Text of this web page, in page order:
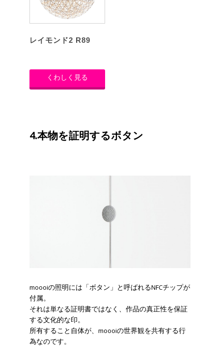
レイモンド2 R89
くわしく見る
4.本物を証明するボタン
moooiの照明には「ボタン」と呼ばれるNFCチップが
付属。
それは単なる証明書ではなく、作品の真正性を保証
する文化的な印。
所有すること自体が、moooiの世界観を共有する行
為なのです。